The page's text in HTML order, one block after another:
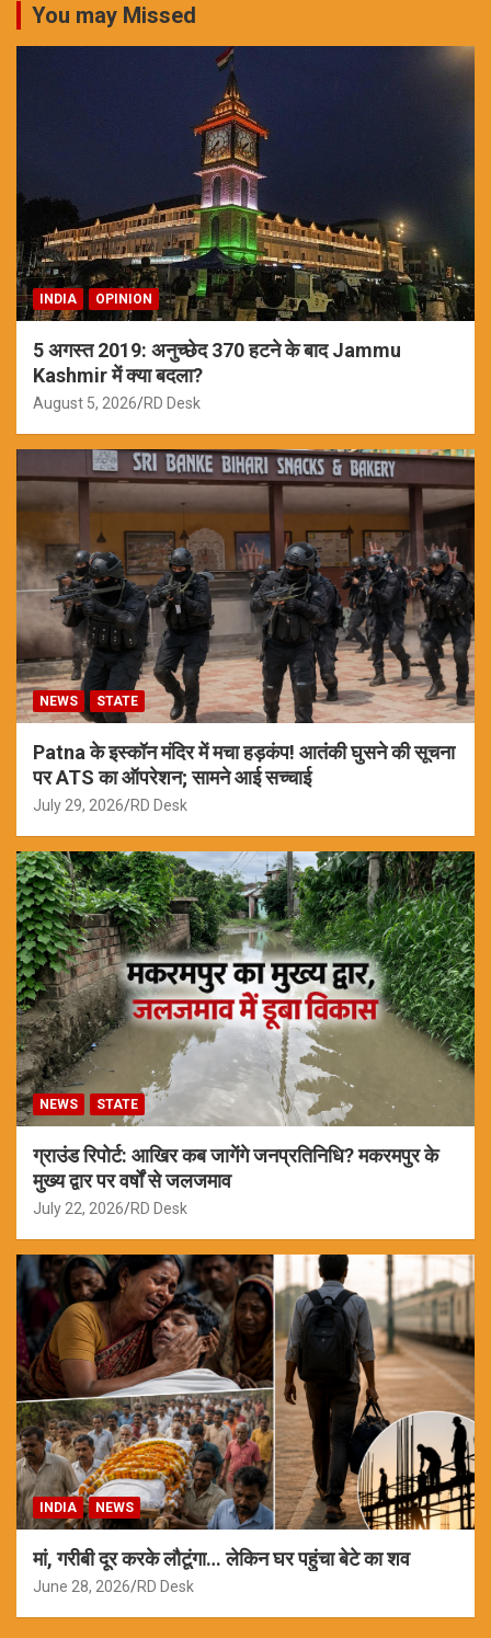
You may Missed
INDIA OPINION
5 अगस्त 2019: अनुच्छेद 370 हटने के बाद Jammu
Kashmir में क्या बदला?
August 5, 2026 RD Desk
NEWS STATE
Patna के इस्कॉन मंदिर में मचा हड़कंप! आतंकी घुसने की सूचना
पर ATS का ऑपरेशन; सामने आई सच्चाई
July 29, 2026 RD Desk
NEWS STATE
ग्राउंड रिपोर्ट: आखिर कब जागेंगे जनप्रतिनिधि? मकरमपुर के
मुख्य द्वार पर वर्षों से जलजमाव
July 22, 2026 RD Desk
INDIA NEWS
मां, गरीबी दूर करके लौटूंगा… लेकिन घर पहुंचा बेटे का शव
June 28, 2026 RD Desk